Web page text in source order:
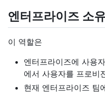
엔터프라이즈 소
이 역할은
엔터프라이즈에 사용
에서 사용자를 프로비
현재 엔터프라이즈 팀